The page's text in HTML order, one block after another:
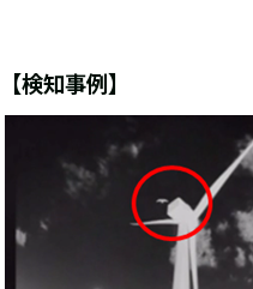
【検知事例】